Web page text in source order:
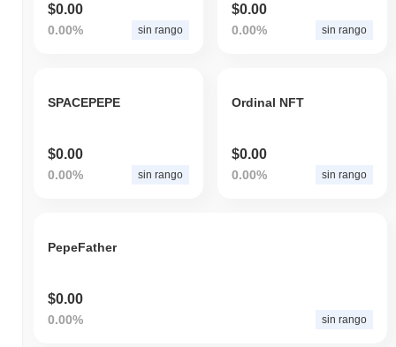
$0.00
0.00% sin rango
$0.00
0.00% sin rango
SPACEPEPE
$0.00
0.00% sin rango
Ordinal NFT
$0.00
0.00% sin rango
PepeFather
$0.00
0.00% sin rango